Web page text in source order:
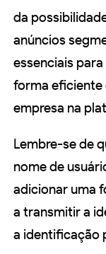
da
anúncios
essenciais
forma eficiente
empresa na
Lembre-se de
nome de
adicionar uma
a transmitir a
a identificação